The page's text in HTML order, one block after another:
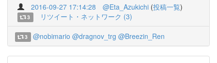
2016-09-27 17:14:28 @Eta_Azukichi (投稿一覧)
3 リツイート・ネットワーク (3)
3 @nobimario @dragnov_trg @Breezin_Ren